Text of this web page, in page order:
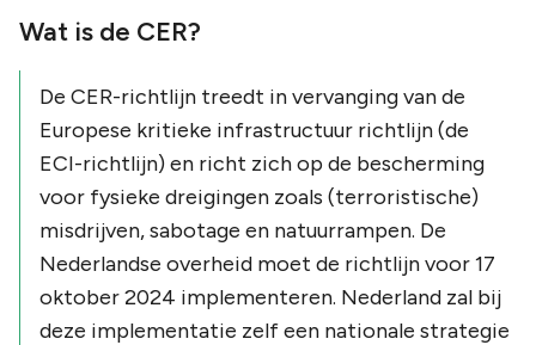
Wat is de CER?
De CER-richtlijn treedt in vervanging van de
Europese kritieke infrastructuur richtlijn (de
ECI-richtlijn) en richt zich op de bescherming
voor fysieke dreigingen zoals (terroristische)
misdrijven, sabotage en natuurrampen. De
Nederlandse overheid moet de richtlijn voor 17
oktober 2024 implementeren. Nederland zal bij
deze implementatie zelf een nationale strategie